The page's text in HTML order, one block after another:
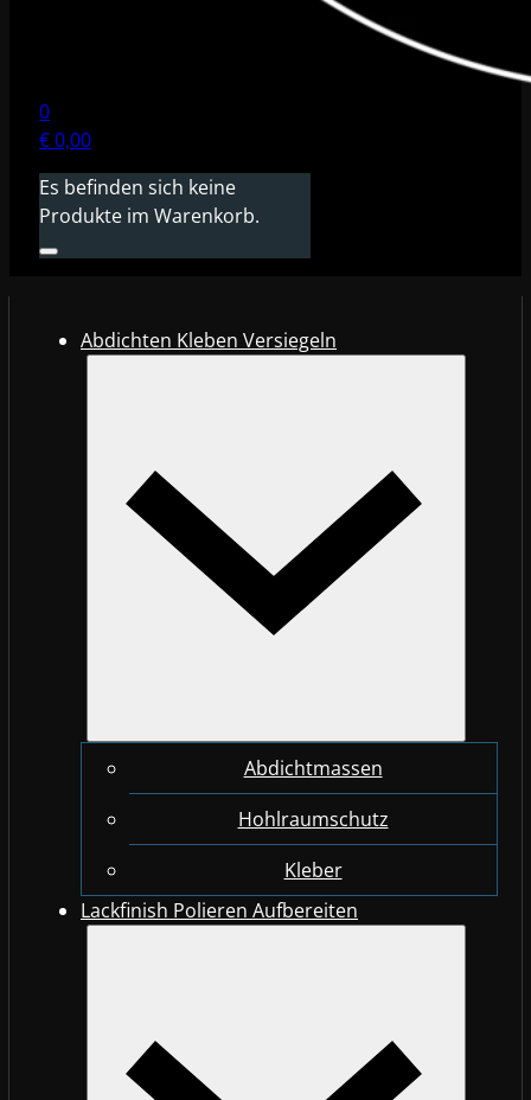
0
€0,00
Es befinden sich keine
Produkte im Warenkorb.
Abdichten Kleben Versiegeln
Abdichtmassen
Hohlraumschutz
Kleber
Lackfinish Polieren Aufbereiten